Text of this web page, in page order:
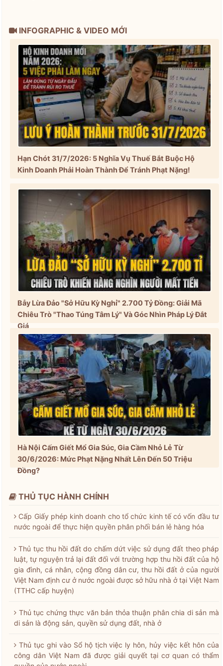
INFOGRAPHIC & VIDEO MỚI
Hạn Chót 31/7/2026: 5 Nghĩa Vụ Thuế Bắt Buộc Hộ
Kinh Doanh Phải Hoàn Thành Để Tránh Phạt Nặng!
Bẫy Lừa Đảo "Sở Hữu Kỳ Nghỉ" 2.700 Tỷ Đồng: Giải Mã
Chiêu Trò "Thao Túng Tâm Lý" Và Góc Nhìn Pháp Lý Đắt
Giá
Hà Nội Cấm Giết Mổ Gia Súc, Gia Cầm Nhỏ Lẻ Từ
30/6/2026: Mức Phạt Nặng Nhất Lên Đến 50 Triệu
Đồng?
THỦ TỤC HÀNH CHÍNH
Cấp Giấy phép kinh doanh cho tổ chức kinh tế có vốn đầu tư
nước ngoài để thực hiện quyền phân phối bán lẻ hàng hóa
Thủ tục thu hồi đất do chấm dứt việc sử dụng đất theo pháp
luật, tự nguyện trả lại đất đối với trường hợp thu hồi đất của hộ
gia đình, cá nhân, cộng đồng dân cư, thu hồi đất ở của người
Việt Nam định cư ở nước ngoài được sở hữu nhà ở tại Việt Nam
(TTHC cấp huyện)
Thủ tục chứng thực văn bản thỏa thuận phân chia di sản mà
di sản là động sản, quyền sử dụng đất, nhà ở
Thủ tục ghi vào Sổ hộ tịch việc ly hôn, hủy việc kết hôn của
công dân Việt Nam đã được giải quyết tại cơ quan có thẩm